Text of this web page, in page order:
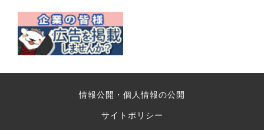
情報公開・個人情報の公開
サイトポリシー